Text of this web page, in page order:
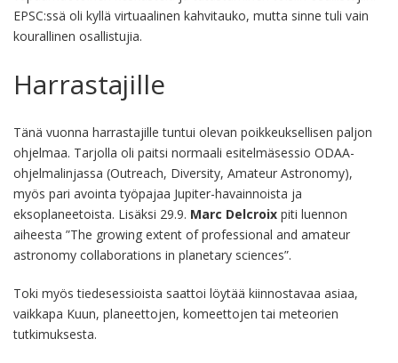
EPSC:ssä oli kyllä virtuaalinen kahvitauko, mutta sinne tuli vain
kourallinen osallistujia.
Harrastajille
Tänä vuonna harrastajille tuntui olevan poikkeuksellisen paljon
ohjelmaa. Tarjolla oli paitsi normaali esitelmäsessio ODAA-
ohjelmalinjassa (Outreach, Diversity, Amateur Astronomy),
myös pari avointa työpajaa Jupiter-havainnoista ja
eksoplaneetoista. Lisäksi 29.9. Marc Delcroix piti luennon
aiheesta ”The growing extent of professional and amateur
astronomy collaborations in planetary sciences”.
Toki myös tiedesessioista saattoi löytää kiinnostavaa asiaa,
vaikkapa Kuun, planeettojen, komeettojen tai meteorien
tutkimuksesta.